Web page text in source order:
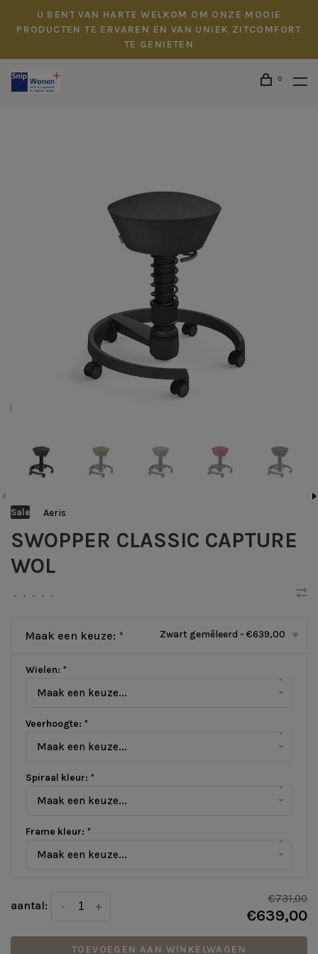
U BENT VAN HARTE WELKOM OM ONZE MOOIE
PRODUCTEN TE ERVAREN EN VAN UNIEK ZITCOMFORT
TE GENIETEN
0
Sale Aeris
SWOPPER CLASSIC CAPTURE
WOL
• • • • •
Maak een keuze: * Zwart gemêleerd - €639,00 ▾
Wielen: *
Maak een keuze...
▾
Veerhoogte: *
Maak een keuze...
▾
Spiraal kleur: *
Maak een keuze...
▾
Frame kleur: *
Maak een keuze...
▾
aantal: +
-
€731,00
€639,00
TOEVOEGEN AAN WINKELWAGEN